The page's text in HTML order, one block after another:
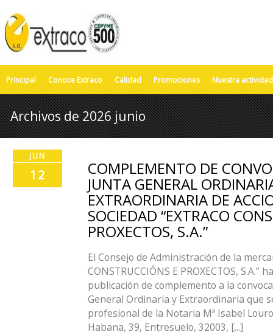
Principal Conoce Extraco Calidad Promociones Nuestra actividad
Archivos de 2026 junio
JUN
12 COMPLEMENTO DE
JUNTA GENERAL
EXTRAORDINARIA DE
SOCIEDAD “EXTRACO
PROXECTOS, S.A.”
El Consejo de Administración de la
CONSTRUCCIÓNS E PROXECTOS,
publicación de complemento a la
General Ordinaria y Extraordinaria que
profesional de la Notaria Mª Isabel
Habana, 39, Entresuelo, 32003, [...]